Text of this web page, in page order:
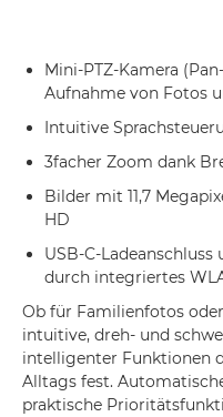
Mini-PTZ-Kamera
Aufnahme von Fotos
Intuitive
3facher Zoom dank
Bilder mit 11,7
HD
USB-C-
durch integriertes
Ob für Familienfotos
intuitive, dreh- und
intelligenter Funktionen
Alltags fest.
praktische